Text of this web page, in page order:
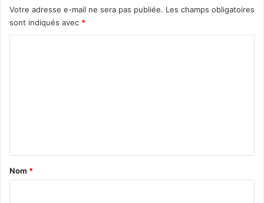
Votre adresse e-mail ne sera pas publiée. Les champs obligatoires
sont indiqués avec *
a
Nom *